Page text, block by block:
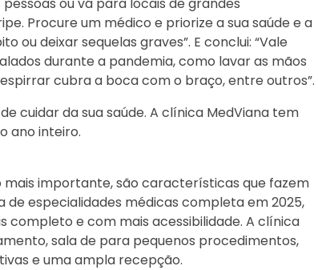
Procure um médico e priorize a sua saúde e a
ou deixar sequelas graves”. E conclui: “Vale
durante a pandemia, como lavar as mãos
cubra a boca com o braço, entre outros”.
cuidar da sua saúde. A clínica MedViana tem
ano inteiro.
importante, são características que fazem
de especialidades médicas completa em 2025,
completo e com mais acessibilidade. A clínica
sala de para pequenos procedimentos,
e uma ampla recepção.